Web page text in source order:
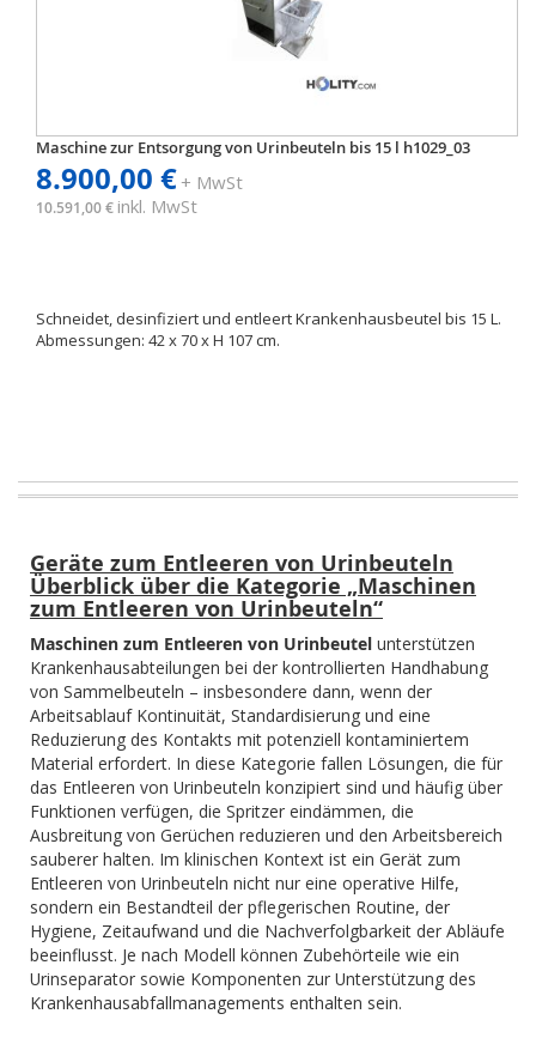
Maschine zur Entsorgung von Urinbeuteln bis 15 l h1029_03
8.900,00 €+ MwSt
10.591,00 € inkl. MwSt
Schneidet, desinfiziert und entleert Krankenhausbeutel bis 15 L.
Abmessungen: 42 x 70 x H 107 cm.
Geräte zum Entleeren von Urinbeuteln
Überblick über die Kategorie „Maschinen
zum Entleeren von Urinbeuteln“
Maschinen zum Entleeren von Urinbeutel unterstützen
Krankenhausabteilungen bei der kontrollierten Handhabung
von Sammelbeuteln – insbesondere dann, wenn der
Arbeitsablauf Kontinuität, Standardisierung und eine
Reduzierung des Kontakts mit potenziell kontaminiertem
Material erfordert. In diese Kategorie fallen Lösungen, die für
das Entleeren von Urinbeuteln konzipiert sind und häufig über
Funktionen verfügen, die Spritzer eindämmen, die
Ausbreitung von Gerüchen reduzieren und den Arbeitsbereich
sauberer halten. Im klinischen Kontext ist ein Gerät zum
Entleeren von Urinbeuteln nicht nur eine operative Hilfe,
sondern ein Bestandteil der pflegerischen Routine, der
Hygiene, Zeitaufwand und die Nachverfolgbarkeit der Abläufe
beeinflusst. Je nach Modell können Zubehörteile wie ein
Urinseparator sowie Komponenten zur Unterstützung des
Krankenhausabfallmanagements enthalten sein.